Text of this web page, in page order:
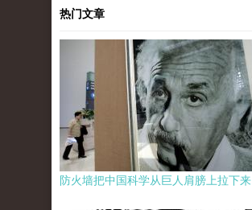
热门文章
防火墙把中国科学从巨人肩膀上拉下来